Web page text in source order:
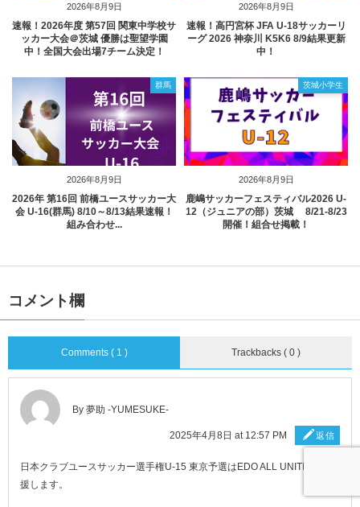
2026年8月9日
速報！2026年度 第57回 関東中学校サ
ッカー大会＠茨城 優勝は聖望学園
中！全国大会出場7チーム決定！
2026年8月9日
速報！高円宮杯 JFA U-18サッカーリ
ーグ 2026 神奈川 K5K6 8/9結果更新
中！
2026年8月9日
群馬
2026年 第16回 前橋ユースサッカー大
会 U-16(群馬) 8/10～8/13結果速報！
組み合わせ...
2026年8月9日
茨城小学生
鹿嶋サッカーフェスティバル2026 U-
12（ジュニアの部）茨城 8/21-8/23
開催！組合せ掲載！
コメント欄
Comments ( 1 ) Trackbacks ( 0 )
By 夢助 -YUMESUKE-
2025年4月8日 at 12:57 PM 返信
日本クラブユースサッカー選手権U-15 東京予選はEDO ALL UNITEDを応
援します。